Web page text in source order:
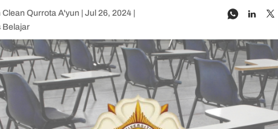
Clean Qurrota A'yun |Jul 26, 2024
Belajar